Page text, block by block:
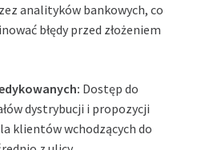
analityków bankowych, co
błędy przed złożeniem
Dostęp do
dystrybucji i propozycji
klientów wchodzących do